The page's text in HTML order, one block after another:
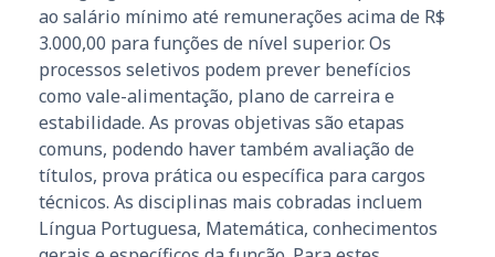
ao salário mínimo até remunerações acima de R$
3.000,00 para funções de nível superior. Os
processos seletivos podem prever benefícios
como vale-alimentação, plano de carreira e
estabilidade. As provas objetivas são etapas
comuns, podendo haver também avaliação de
títulos, prova prática ou específica para cargos
técnicos. As disciplinas mais cobradas incluem
Língua Portuguesa, Matemática, conhecimentos